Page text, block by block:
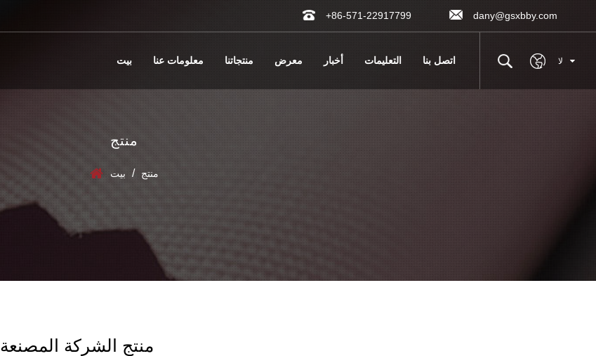
+86-571-22917799 dany@gsxbby.com
بيت معلومات عنا منتجاتنا معرض أخبار التعليمات اتصل بنا لا
منتج
بيت / منتج
منتج الشركة المصنعة